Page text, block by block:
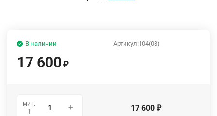
Артикул: I04(08)
В наличии
17 600 ₽
мин.
1
17 600 ₽